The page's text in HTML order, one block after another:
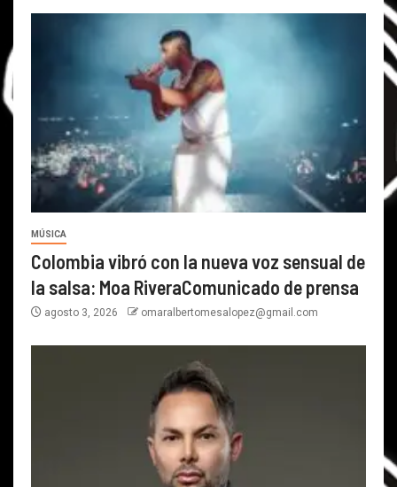
MÚSICA
Colombia vibró con la nueva voz sensual de
la salsa: Moa RiveraComunicado de prensa
agosto 3, 2026 omaralbertomesalopez@gmail.com